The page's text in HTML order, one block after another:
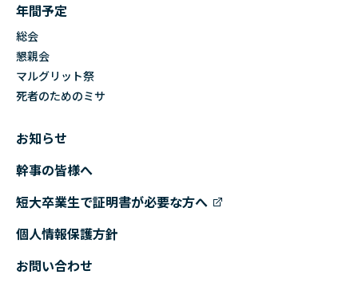
年間予定
総会
懇親会
マルグリット祭
死者のためのミサ
お知らせ
幹事の皆様へ
短大卒業生で証明書が必要な方へ
個人情報保護方針
お問い合わせ